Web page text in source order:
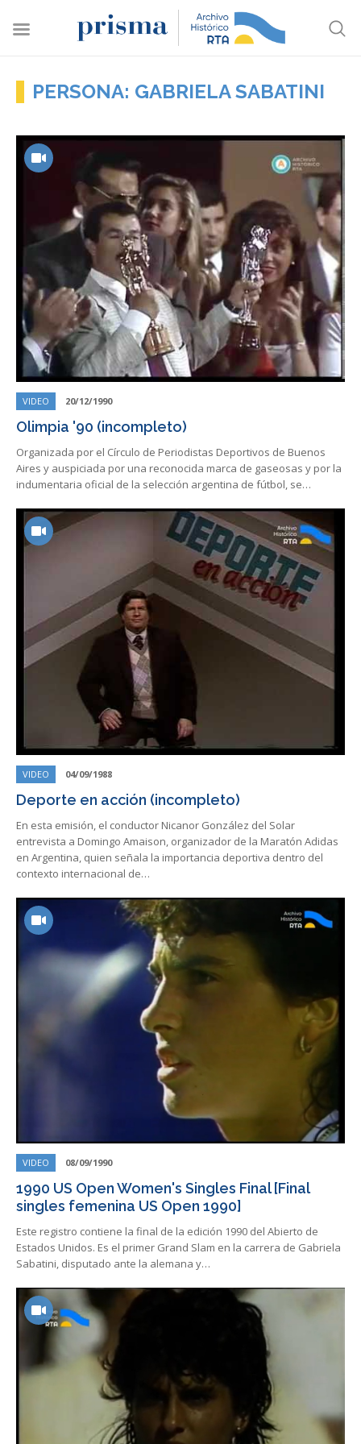
PERSONA: GABRIELA SABATINI
VIDEO 20/12/1990
Olimpia '90 (incompleto)
Organizada por el Círculo de Periodistas Deportivos de Buenos
Aires y auspiciada por una reconocida marca de gaseosas y por la
indumentaria oficial de la selección argentina de fútbol, se…
VIDEO 04/09/1988
Deporte en acción (incompleto)
En esta emisión, el conductor Nicanor González del Solar
entrevista a Domingo Amaison, organizador de la Maratón Adidas
en Argentina, quien señala la importancia deportiva dentro del
contexto internacional de…
VIDEO 08/09/1990
1990 US Open Women's Singles Final [Final
singles femenina US Open 1990]
Este registro contiene la final de la edición 1990 del Abierto de
Estados Unidos. Es el primer Grand Slam en la carrera de Gabriela
Sabatini, disputado ante la alemana y…